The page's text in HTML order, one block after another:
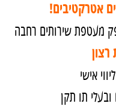
אטרקטיבים!
מעטפת שירותים רחבה
אישי
תו תקן